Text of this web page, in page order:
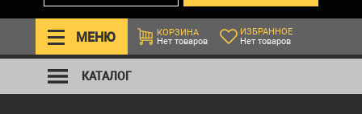
МЕНЮ
КОРЗИНА
Нет товаров
ИЗБРАННОЕ
Нет товаров
КАТАЛОГ